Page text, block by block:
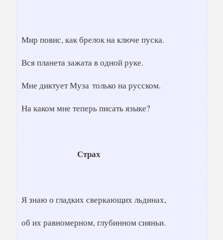
Мир повис, как брелок на ключе пуска.
Вся планета зажата в одной руке.
Мне диктует Муза только на русском.
На каком мне теперь писать языке?
Страх
Я знаю о гладких сверкающих льдинах,
об их равномерном, глубинном сияньи.